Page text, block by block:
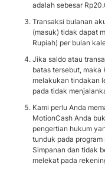
adalah sebesar
Transaksi bulanan
(masuk) tidak dapat
Rupiah) per bulan
Jika saldo atau
batas tersebut, maka
melakukan tindakan
pada tidak
Kami perlu Anda
MotionCash Anda
pengertian hukum
tunduk pada
Simpanan dan tidak
melekat pada